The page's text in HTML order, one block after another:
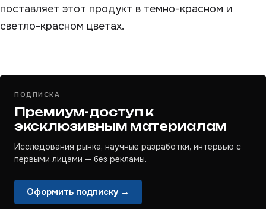
поставляет этот продукт в темно-красном и
светло-красном цветах.
ПОДПИСКА
Премиум-доступ к
эксклюзивным материалам
Исследования рынка, научные разработки, интервью с
первыми лицами — без рекламы.
Оформить подписку →